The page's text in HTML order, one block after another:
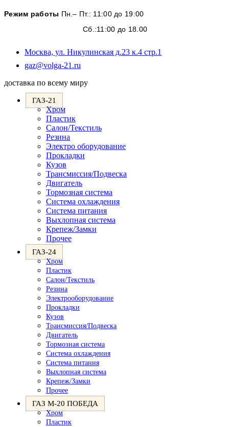
вашем
приложении
Режим работы Пн.– Пт.: 11:00 до 19:00
Сб.:11:00 до 18.00
Москва, ул. Никулинская д.23 к.4 стр.1
gaz@volga-21.ru
вашем
доставка по всему миру
ГАЗ-21
Хром
Пластик
Салон/Текстиль
Резина
Электро оборудование
Прокладки
Кузов
Трансмиссия/Подвеска
Двигатель
Тормозная система
Система охлаждения
Система питания
Выхлопная система
Крепеж/Замки
Прочее
ГАЗ-24
Хром
Пластик
Салон/Текстиль
Резина
Электрооборудование
Прокладки
Кузов
Трансмиссия/Подвеска
Двигатель
Тормозная система
Система охлаждения
Система питания
Выхлопная система
Крепеж/Замки
Прочее
ГАЗ М-20 ПОБЕДА
Хром
Пластик